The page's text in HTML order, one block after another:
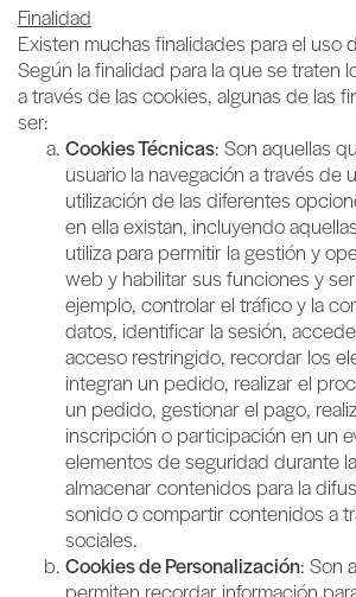
Finalidad
Existen muchas finalidades para el uso
Según la finalidad para la que se traten
a través de las cookies, algunas de las
ser:
Cookies Técnicas: Son aquellas
usuario la navegación a través de
utilización de las diferentes
en ella existan, incluyendo
utiliza para permitir la gestión y
web y habilitar sus funciones y
ejemplo, controlar el tráfico y la
datos, identificar la sesión,
acceso restringido, recordar los
integran un pedido, realizar el
un pedido, gestionar el pago,
inscripción o participación en un
elementos de seguridad durante
almacenar contenidos para la
sonido o compartir contenidos a
sociales.
Cookies de Personalización: Son
permiten recordar información